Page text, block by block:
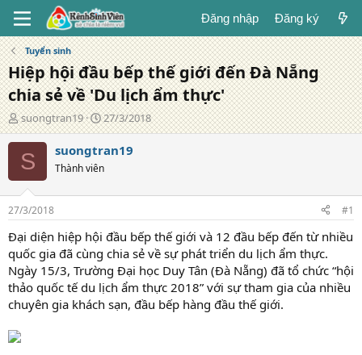
Đăng nhập Đăng ký
Tuyển sinh
Hiệp hội đầu bếp thế giới đến Đà Nẵng
chia sẻ về 'Du lịch ẩm thực'
T
á
c
g
ả
suongtran19
N
g
à
đ
g
27/3/2018
S suongtran19
Thành viên
27/3/2018 #1
Đại diện hiệp hội đầu bếp thế giới và 12 đầu bếp đến từ nhiều
quốc gia đã cùng chia sẻ về sự phát triển du lịch ẩm thực.
Ngày 15/3, Trường Đại học Duy Tân (Đà Nẵng) đã tổ chức “hội
thảo quốc tế du lịch ẩm thực 2018” với sự tham gia của nhiều
chuyên gia khách sạn, đầu bếp hàng đầu thế giới.